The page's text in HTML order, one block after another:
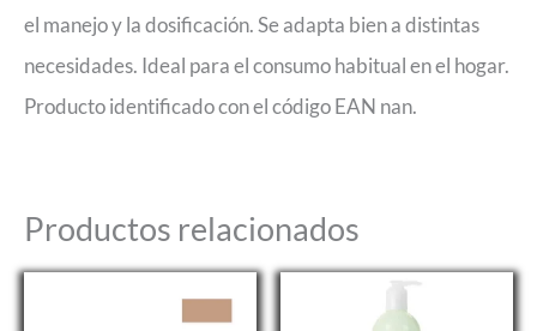
el manejo y la dosificación. Se adapta bien a distintas
necesidades. Ideal para el consumo habitual en el hogar.
Producto identificado con el código EAN nan.
Productos relacionados